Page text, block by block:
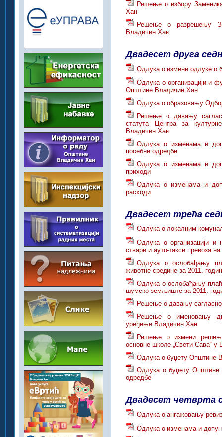
Решење о избору
Хан
Решење о разрешењу
Владичин Хан
Двадесет друга
Одлука о измени одлуке о
Одлука о организацији и
Општине Владичин Хан
Одлука о образовању
Решење о давању
статута Центра за
Владичин Хан
Одлука о изменама и
посебне одредбе
Одлука о изменама и
приходи
Одлука о изменама и
расходи
Двадесет трећа
Одлука о локалним
Одлука о организацији и
ствари и ауто-такси превоза
Одлука о ослобађању
животне средине за 2011.
Одлука о ослобађању
шумско земљиште за 2011.
Решење о давању
Решење о именовању
уређење Владичин Хан
Решење о измени
основне школе „Свети Сава“ у
Одлука о буџету Општине
Одлука о буџету
одредбе
Двадесет четврта
Одлука о ангажовању
Одлука о изменама и